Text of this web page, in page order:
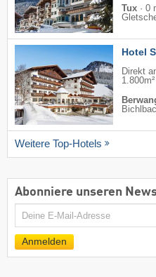
Tux · 0
Hotel
Direkt
Weitere Top-Hotels
Abonniere unseren
E-
Anmelden